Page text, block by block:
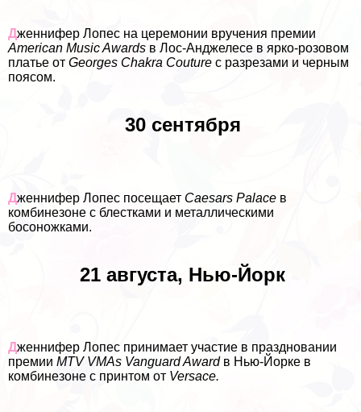
Дженнифер Лопес на церемонии вручения премии
American Music Awards в Лос-Анджелесе в ярко-розовом
платье от Georges Chakra Couture с разрезами и черным
поясом.
30 сентября
Дженнифер Лопес посещает Caesars Palace в
комбинезоне с блестками и металлическими
босоножками.
21 августа, Нью-Йорк
Дженнифер Лопес принимает участие в праздновании
премии MTV VMAs Vanguard Award в Нью-Йорке в
комбинезоне с принтом от Versace.